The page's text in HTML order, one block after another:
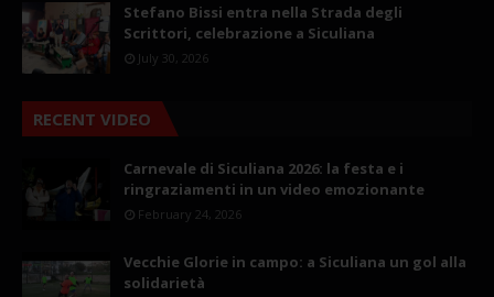
Stefano Bissi entra nella Strada degli
Scrittori, celebrazione a Siculiana
July 30, 2026
RECENT VIDEO
Carnevale di Siculiana 2026: la festa e i
ringraziamenti in un video emozionante
February 24, 2026
Vecchie Glorie in campo: a Siculiana un gol alla
solidarietà